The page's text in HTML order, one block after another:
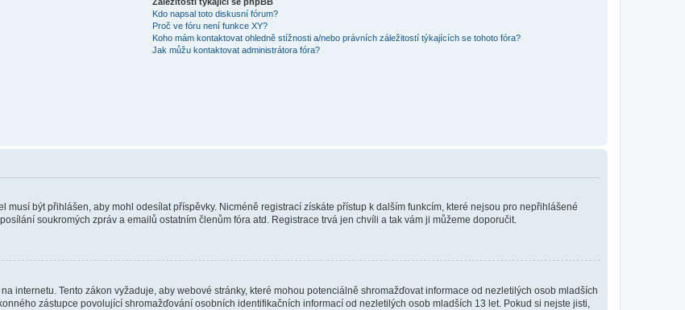
Kdo napsal toto diskusní fórum?
Proč ve fóru není funkce XY?
Koho mám kontaktovat ohledně stížnosti a/nebo právních záležitostí týkajících se tohoto fóra?
Jak můžu kontaktovat administrátora fóra?
musí být přihlášen, aby mohl odesílat příspěvky. Nicméně registrací získáte přístup k dalším funkcím, které nejsou pro nepřihlášené
soukromých zpráv a emailů ostatním členům fóra atd. Registrace trvá jen chvíli a tak vám ji můžeme doporučit.
internetu. Tento zákon vyžaduje, aby webové stránky, které mohou potenciálně shromažďovat informace od nezletilých osob mladších
zástupce povolující shromažďování osobních identifikačních informací od nezletilých osob mladších 13 let. Pokud si nejste jisti,